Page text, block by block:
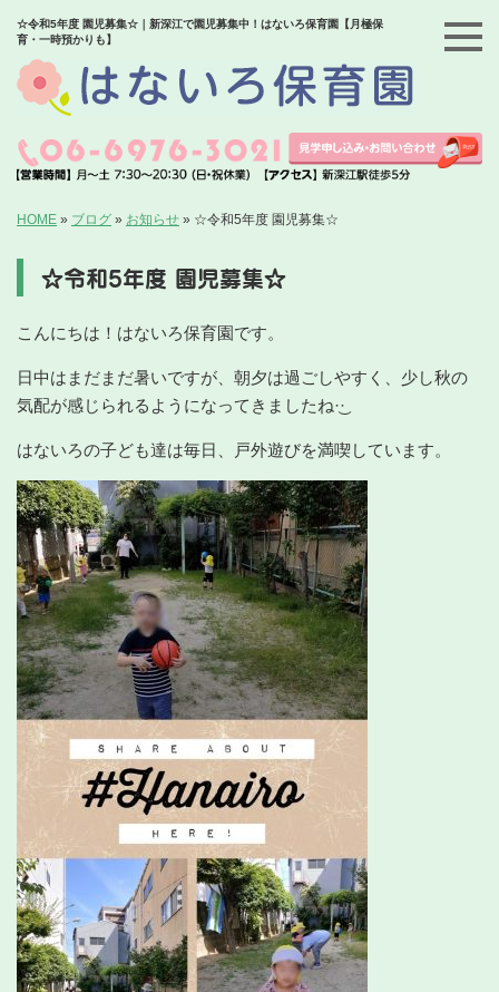
☆令和5年度 園児募集☆｜新深江で園児募集中！はないろ保育園【月極保
育・一時預かりも】
HOME » ブログ » お知らせ » ☆令和5年度 園児募集☆
☆令和5年度 園児募集☆
こんにちは！はないろ保育園です。
日中はまだまだ暑いですが、朝夕は過ごしやすく、少し秋の
気配が感じられるようになってきましたね‪·͜·
はないろの子ども達は毎日、戸外遊びを満喫しています。